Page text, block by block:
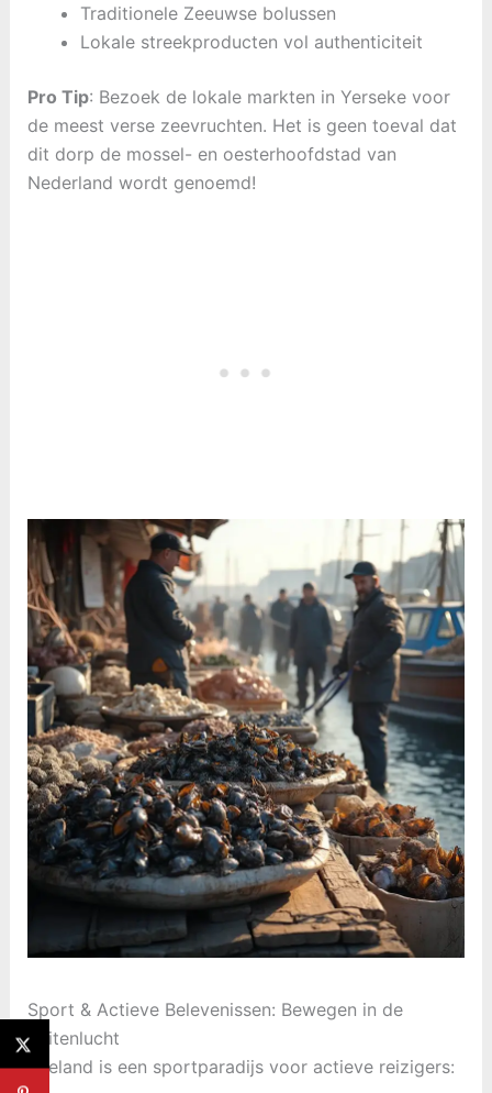
Traditionele Zeeuwse bolussen
Lokale streekproducten vol authenticiteit
Pro Tip: Bezoek de lokale markten in Yerseke voor
de meest verse zeevruchten. Het is geen toeval dat
dit dorp de mossel- en oesterhoofdstad van
Nederland wordt genoemd!
Sport & Actieve Belevenissen: Bewegen in de
Buitenlucht
Zeeland is een sportparadijs voor actieve reizigers: